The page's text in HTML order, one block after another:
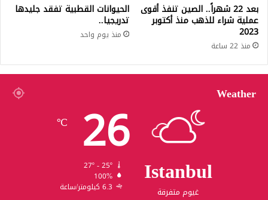
بعد 22 شهراً.. الصين تنفذ أقوى
عملية شراء للذهب منذ أكتوبر
2023
منذ 22 ساعة
الحيوانات القطبية تفقد جليدها
تدريجيا..
منذ يوم واحد
Weather
Istanbul
غيوم متفرقة
26
℃
27º - 25º
100%
6.3 كيلومتر/ساعة